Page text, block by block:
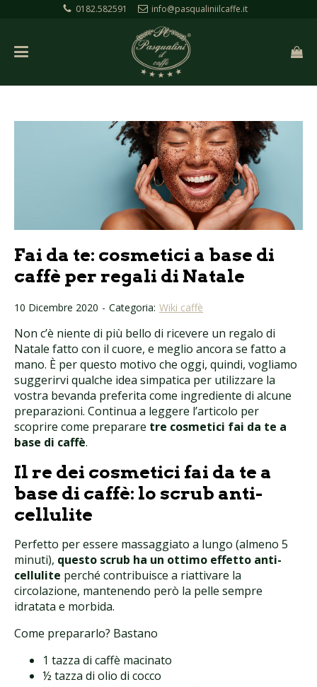
0182.582591 info@pasqualiniilcaffe.it
Fai da te: cosmetici a base di
caffè per regali di Natale
10 Dicembre 2020 - Categoria: Wiki caffè
Non c’è niente di più bello di ricevere un regalo di
Natale fatto con il cuore, e meglio ancora se fatto a
mano. È per questo motivo che oggi, quindi, vogliamo
suggerirvi qualche idea simpatica per utilizzare la
vostra bevanda preferita come ingrediente di alcune
preparazioni. Continua a leggere l’articolo per
scoprire come preparare tre cosmetici fai da te a
base di caffè.
Il re dei cosmetici fai da te a
base di caffè: lo scrub anti-
cellulite
Perfetto per essere massaggiato a lungo (almeno 5
minuti), questo scrub ha un ottimo effetto anti-
cellulite perché contribuisce a riattivare la
circolazione, mantenendo però la pelle sempre
idratata e morbida.
Come prepararlo? Bastano
1 tazza di caffè macinato
½ tazza di olio di cocco